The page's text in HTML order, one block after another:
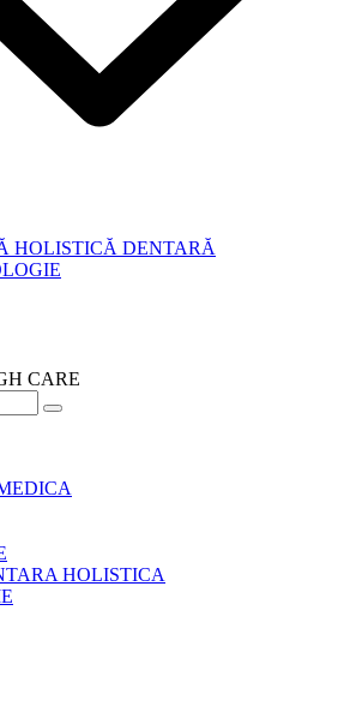
HOLISTICĂ DENTARĂ
HOLISTICA